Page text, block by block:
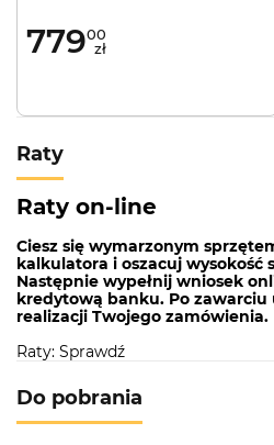
77900
zł
Raty
Raty on-line
Ciesz się wymarzonym
kalkulatora i oszacuj wysokość
Następnie wypełnij wniosek
kredytową banku. Po
realizacji Twojego zamówienia.
Raty: Sprawdź
Do pobrania